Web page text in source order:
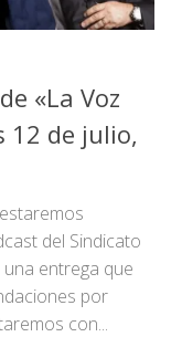
«La Voz
12 de julio,
del Sindicato
entrega que
por
con...